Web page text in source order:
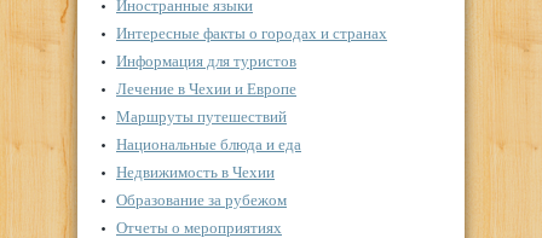
Иностранные языки
Интересные факты о городах и странах
Информация для туристов
Лечение в Чехии и Европе
Маршруты путешествий
Национальные блюда и еда
Недвижимость в Чехии
Образование за рубежом
Отчеты о мероприятиях